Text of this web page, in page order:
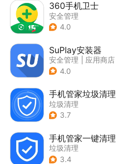
360手机卫士
安全管理
4.0
SuPlay安装器
安全管理
应用商店
4.0
手机管家垃圾清理
垃圾清理
3.7
手机管家一键清理
垃圾清理
3.4